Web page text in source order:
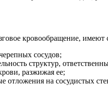
кровообращение,
сосудов;
структур,
разжижая ее;
отложения на сосудистых